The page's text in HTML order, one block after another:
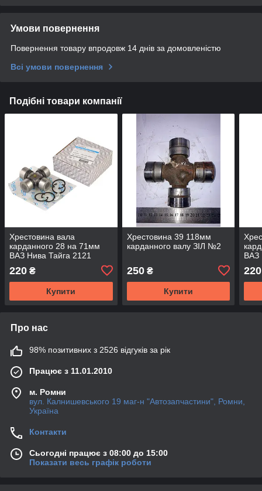
Умови повернення
Повернення товару впродовж 14 днів за домовленістю
Всі умови повернення
Подібні товари компанії
Хрестовина вала
карданного 28 на 71мм
ВАЗ Нива Тайга 2121
ASR
220 ₴
Купити
Хрестовина 39 118мм
карданного валу ЗІЛ №2
250₴
Купити
ВАЗ
220
Про нас
98% позитивних з 2526 відгуків за рік
Працює з 11.01.2010
м. Ромни
вул. Калнишевського 19 маг-н "Автозапчастини", Ромни,
Україна
Контакти
Сьогодні працює з 08:00 до 15:00
Показати весь графік роботи